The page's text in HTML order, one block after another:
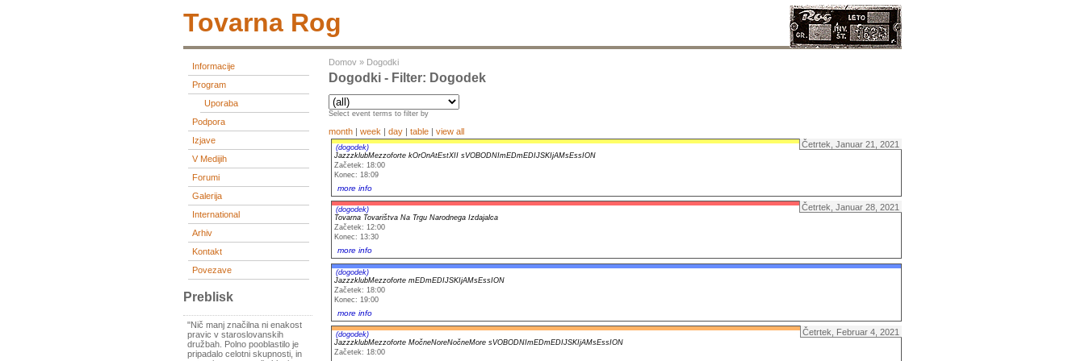
Tovarna Rog
Informacije
Program
Uporaba
Podpora
Izjave
V Medijih
Forumi
Galerija
International
Arhiv
Kontakt
Povezave
Preblisk
"Nič manj značilna ni enakost
pravic v staroslovanskih
družbah. Polno pooblastilo je
pripadalo celotni skupnosti, in
Domov » Dogodki
Dogodki - Filter: Dogodek
Select event terms to filter by
month | week | day | table | view all
Četrtek, Januar 21, 2021
(dogodek)
JazzzklubMezzoforte kOrOnAtEstXII sVOBODNImEDmEDIJSKIjAMsEssION
Začetek: 18:00
Konec: 18:09
more info
Četrtek, Januar 28, 2021
(dogodek)
Tovarna Tovarištva Na Trgu Narodnega Izdajalca
Začetek: 12:00
Konec: 13:30
more info
(dogodek)
JazzzklubMezzoforte mEDmEDIJSKIjAMsEssION
Začetek: 18:00
Konec: 19:00
more info
Četrtek, Februar 4, 2021
(dogodek)
JazzzklubMezzoforte MočneNoreNočneMore sVOBODNImEDmEDIJSKIjAMsEssION
Začetek: 18:00